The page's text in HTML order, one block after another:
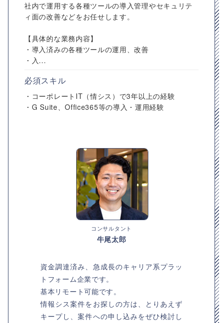
社内で運用する各種ツールの導入管理やセキュリテ
ィ面の改善などをお任せします。
【具体的な業務内容】
・導入済みの各種ツールの運用、改善
・入...
必須スキル
・コーポレートIT（情シス）で3年以上の経験
・G Suite、Office365等の導入・運用経験
コンサルタント
牛尾太郎
資金調達済み、急成長のキャリア系プラッ
トフォーム企業です。
基本リモート可能です。
情報シス案件をお探しの方は、とりあえず
キープし、案件への申し込みをぜひ検討し